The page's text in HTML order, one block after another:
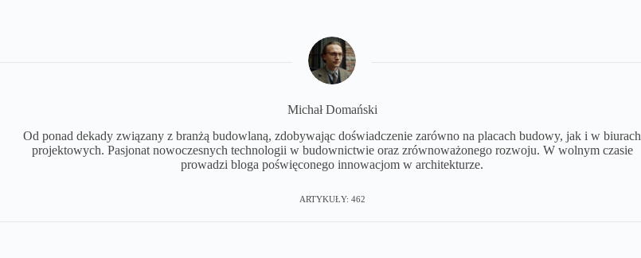
Michał Domański
Od ponad dekady związany z branżą budowlaną, zdobywając doświadczenie zarówno na placach budowy, jak i w biurach
projektowych. Pasjonat nowoczesnych technologii w budownictwie oraz zrównoważonego rozwoju. W wolnym czasie
prowadzi bloga poświęconego innowacjom w architekturze.
ARTYKUŁY: 462